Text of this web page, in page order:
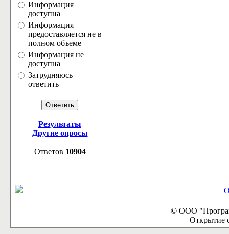
Информация
доступна
Информация
предоставляется не в
полном объеме
Информация не
доступна
Затрудняюсь
ответить
Результаты
Другие опросы
Ответов 10904
© ООО
Открытие